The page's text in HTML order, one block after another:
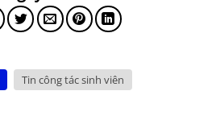
Tin công tác sinh viên